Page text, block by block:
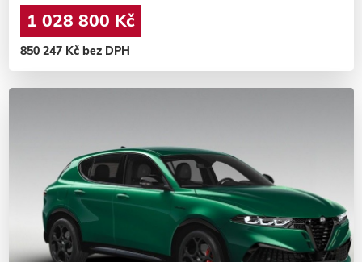
1 028 800 Kč
850 247 Kč bez DPH